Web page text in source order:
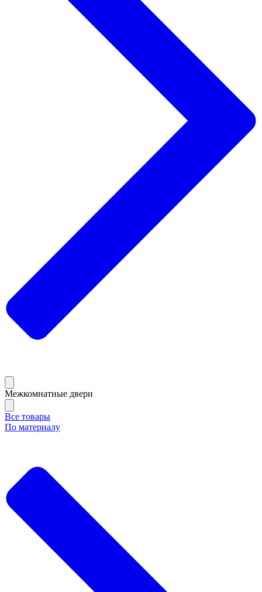
Межкомнатные двери
Все товары
По материалу